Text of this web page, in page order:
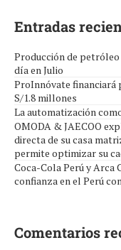
Entradas
Producción de
día en Julio
ProInnóvate financiará
S/1.8 millones
La automatización
OMODA & JAECOO
directa de su casa
permite optimizar su
Coca-Cola Perú y
confianza en el Perú
Comentarios